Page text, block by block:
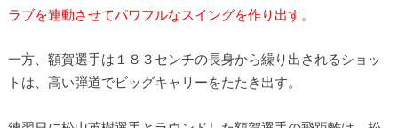
ラブを連動させてパワフルなスイングを作り出す。
一方、額賀選手は１８３センチの長身から繰り出されるショッ
トは、高い弾道でビッグキャリーをたたき出す。